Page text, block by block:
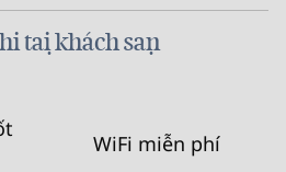
tại khách sạn
WiFi miễn phí